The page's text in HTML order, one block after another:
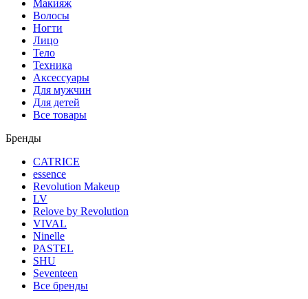
Макияж
Волосы
Ногти
Лицо
Тело
Техника
Аксессуары
Для мужчин
Для детей
Все товары
Бренды
CATRICE
essence
Revolution Makeup
LV
Relove by Revolution
VIVAL
Ninelle
PASTEL
SHU
Seventeen
Все бренды